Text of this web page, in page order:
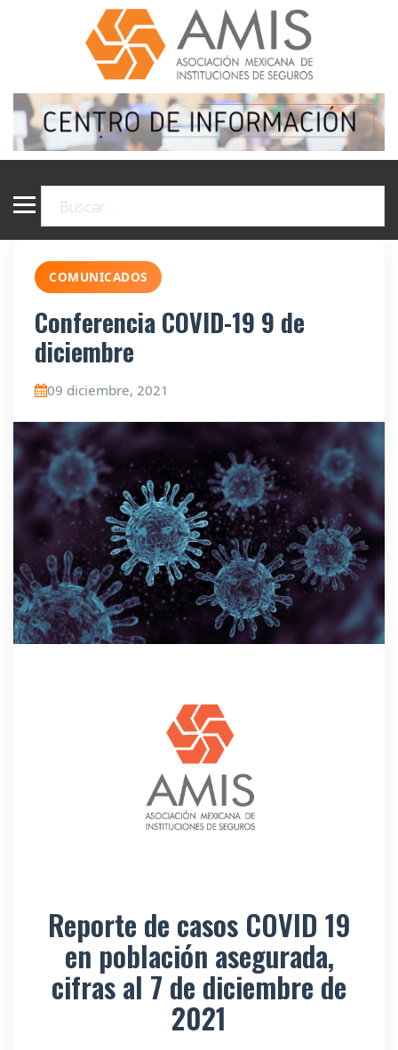
COMUNICADOS
Conferencia COVID-19 9 de
diciembre
09 diciembre, 2021
Reporte de casos COVID 19
en población asegurada,
cifras al 7 de diciembre de
2021